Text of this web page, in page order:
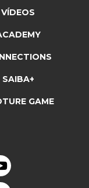
VÍDEOS
SAIBA+
GAME